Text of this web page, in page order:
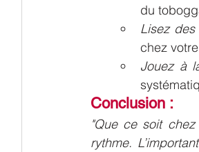
du
Lisez
chez
Jouez à
Conclusion :
"Que ce soit
rythme.